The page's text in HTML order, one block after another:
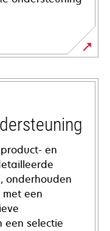
en
onderhouden
een
een selectie